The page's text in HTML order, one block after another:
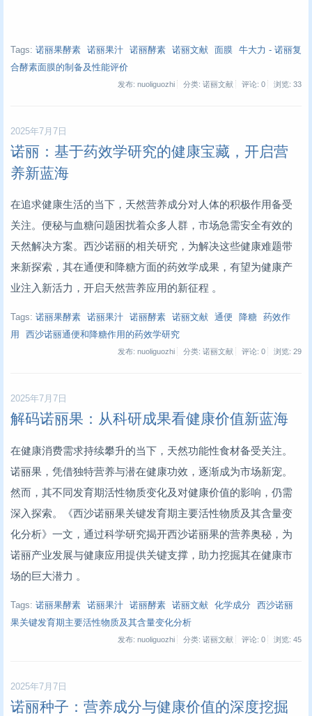
Tags: 诺丽果酵素 诺丽果汁 诺丽酵素 诺丽文献 面膜
牛大力 - 诺丽复
合酵素面膜的制备及性能评价
发布: nuoliguozhi 分类: 诺丽文献 评论: 0 浏览: 33
2025年7月7日
诺丽：基于药效学研究的健康宝藏，开启营
养新蓝海
在追求健康生活的当下，天然营养成分对人体的积极作用备受
关注。便秘与血糖问题困扰着众多人群，市场急需安全有效的
天然解决方案。西沙诺丽的相关研究，为解决这些健康难题带
来新探索，其在通便和降糖方面的药效学成果，有望为健康产
业注入新活力，开启天然营养应用的新征程 。
Tags: 诺丽果酵素 诺丽果汁 诺丽酵素 诺丽文献 通便 降糖
药效作
用
西沙诺丽通便和降糖作用的药效学研究
发布: nuoliguozhi 分类: 诺丽文献 评论: 0 浏览: 29
2025年7月7日
解码诺丽果：从科研成果看健康价值新蓝海
在健康消费需求持续攀升的当下，天然功能性食材备受关注。
诺丽果，凭借独特营养与潜在健康功效，逐渐成为市场新宠。
然而，其不同发育期活性物质变化及对健康价值的影响，仍需
深入探索。《西沙诺丽果关键发育期主要活性物质及其含量变
化分析》一文，通过科学研究揭开西沙诺丽果的营养奥秘，为
诺丽产业发展与健康应用提供关键支撑，助力挖掘其在健康市
场的巨大潜力 。
Tags: 诺丽果酵素 诺丽果汁 诺丽酵素 诺丽文献 化学成分
西沙诺丽
果关键发育期主要活性物质及其含量变化分析
发布: nuoliguozhi 分类: 诺丽文献 评论: 0 浏览: 45
2025年7月7日
诺丽种子：营养成分与健康价值的深度挖掘